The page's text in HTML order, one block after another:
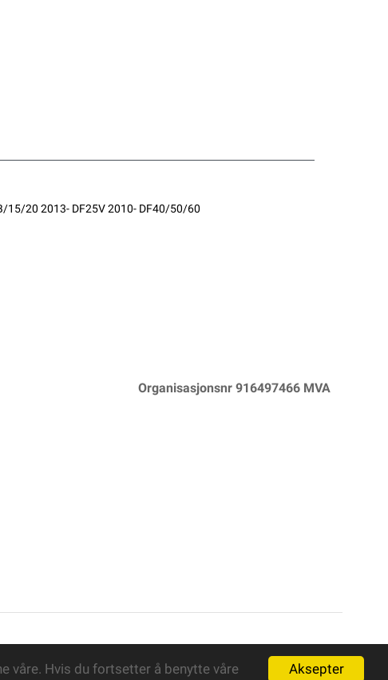
Aksepter
våre. Hvis du fortsetter å benytte våre
15/20 2013- DF25V 2010- DF40/50/60
Organisasjonsnr 916497466 MVA